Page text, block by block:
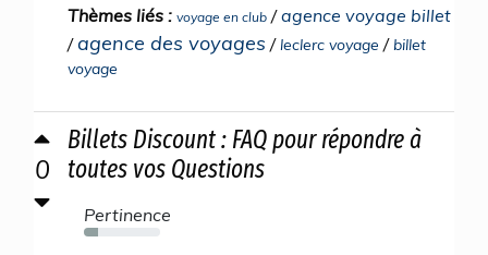
Thèmes liés : voyage en club /agence voyage billet
/agence des voyages /leclerc voyage /billet
voyage
0
Billets Discount : FAQ pour répondre à
toutes vos Questions
Pertinence
19%